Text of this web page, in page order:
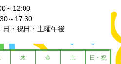
～12:00
～17:30
日・祝日・土曜午後
木 金 土 日・祝